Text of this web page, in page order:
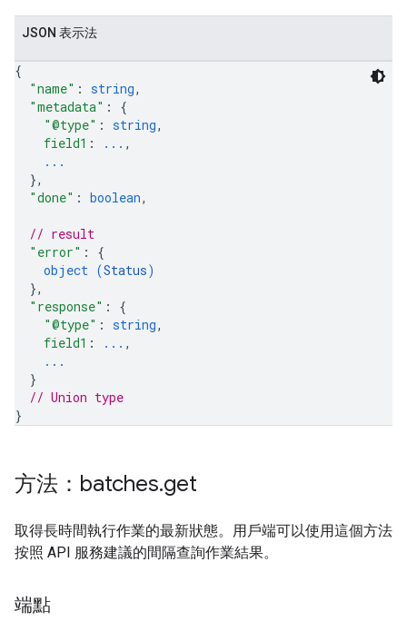
JSON 表示法
{
"name" : string,
"metadata" : {
"@type" : string,
field1 : ... ,
...
},
"done" : boolean,
// result
"error" : {
object (Status)
},
"response" : {
"@type" : string,
field1 : ... ,
...
}
// Union type
}
方法：batches.get
取得長時間執行作業的最新狀態。用戶端可以使用這個方法
按照 API 服務建議的間隔查詢作業結果。
端點